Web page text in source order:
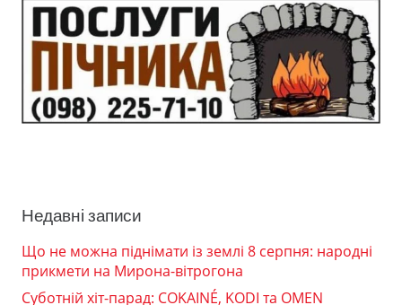
Недавні записи
Що не можна піднімати із землі 8 серпня: народні
прикмети на Мирона-вітрогона
Суботній хіт-парад: COKAINÉ, KODI та OMEN